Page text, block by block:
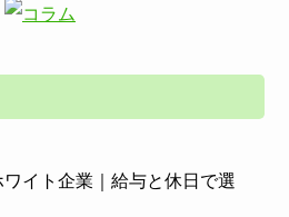
イト企業｜給与と休日で選